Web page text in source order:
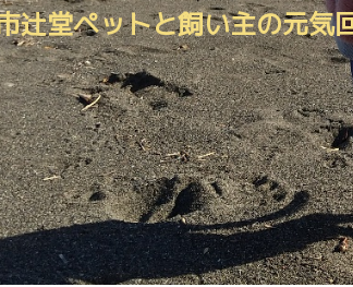
辻堂ペットと飼い主の元気